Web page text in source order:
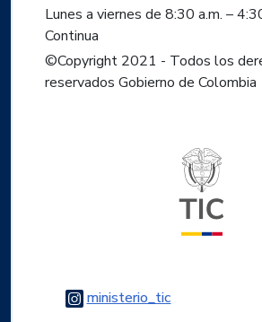
Lunes a viernes de 8:30 a.m. –
Continua
©Copyright 2021 - Todos los
reservados Gobierno de Colombia
ministerio_ticLogo Instagram